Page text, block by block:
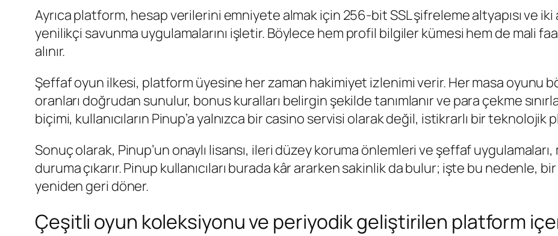
Ayrıca platform, hesap verilerini emniyete almak için 256-bit SSL şifreleme altyapısı ve iki
yenilikçi savunma uygulamalarını işletir. Böylece hem profil bilgiler kümesi hem de mali
alınır.
Şeffaf oyun ilkesi, platform üyesine her zaman hakimiyet izlenimi verir. Her masa oyunu
oranları doğrudan sunulur, bonus kuralları belirgin şekilde tanımlanır ve para çekme
biçimi, kullanıcıların Pinup’a yalnızca bir casino servisi olarak değil, istikrarlı bir teknolojik
Sonuç olarak, Pinup’un onaylı lisansı, ileri düzey koruma önlemleri ve şeffaf uygulamaları,
duruma çıkarır. Pinup kullanıcıları burada kâr ararken sakinlik da bulur; işte bu nedenle,
yeniden geri döner.
Çeşitli oyun koleksiyonu ve periyodik geliştirilen platform